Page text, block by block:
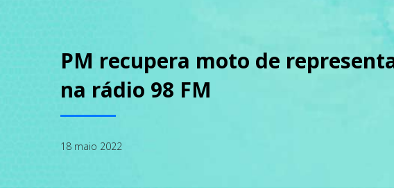
PM recupera moto de
na rádio 98 FM
18 maio 2022